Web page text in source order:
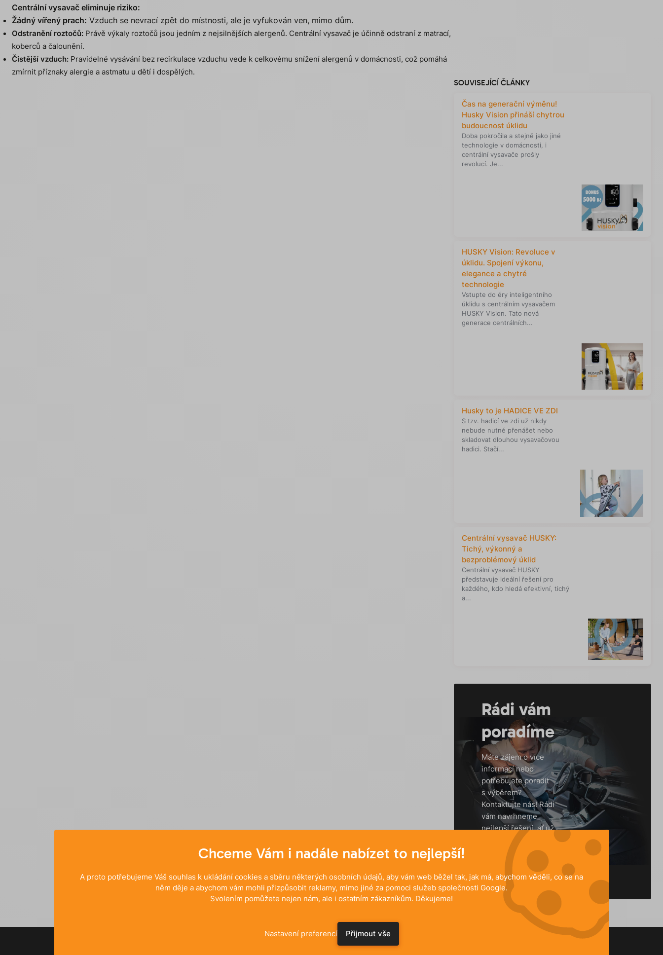
Centrální vysavač eliminuje riziko:
Žádný vířený prach: Vzduch se nevrací zpět do místnosti, ale je vyfukován ven, mimo dům.
Odstranění roztočů: Právě výkaly roztočů jsou jedním z nejsilnějších alergenů. Centrální vysavač je účinně odstraní z matrací,
koberců a čalounění.
Čistější vzduch: Pravidelné vysávání bez recirkulace vzduchu vede k celkovému snížení alergenů v domácnosti, což pomáhá
zmírnit příznaky alergie a astmatu u dětí i dospělých.
SOUVISEJÍCÍ ČLÁNKY
Čas na generační výměnu!
Husky Vision přináší chytrou
budoucnost úklidu
Doba pokročila a stejně jako jiné
technologie v domácnosti, i
centrální vysavače prošly
revolucí. Je...
HUSKY Vision: Revoluce v
úklidu. Spojení výkonu,
elegance a chytré
technologie
Vstupte do éry inteligentního
úklidu s centrálním vysavačem
HUSKY Vision. Tato nová
generace centrálních...
Husky to je HADICE VE ZDI
S tzv. hadicí ve zdi už nikdy
nebude nutné přenášet nebo
skladovat dlouhou vysavačovou
hadici. Stačí...
Centrální vysavač HUSKY:
Tichý, výkonný a
bezproblémový úklid
Centrální vysavač HUSKY
představuje ideální řešení pro
každého, kdo hledá efektivní, tichý
a...
Rádi vám
poradíme
Máte zájem o více
informací nebo
potřebujete poradit
s výběrem?
Kontaktujte nás! Rádi
vám navrhneme
nejlepší řešení, ať už
koncový zákazník
montážní firma
developer
Chceme Vám i nadále nabízet to nejlepší!
A proto potřebujeme Váš souhlas k ukládání cookies a sběru některých osobních údajů, aby vám web běžel tak, jak má, abychom věděli, co se na
něm děje a abychom vám mohli přizpůsobit reklamy, mimo jiné za pomoci služeb společnosti Google.
Svolením pomůžete nejen nám, ale i ostatním zákazníkům. Děkujeme!
Nastavení preferencí Přijmout vše